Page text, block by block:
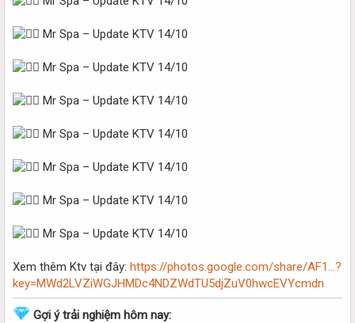
Xem thêm Ktv tại đây: https://photos.google.com/share/AF1...?
key=MWd2LVZiWGJHMDc4NDZWdTU5djZuV0hwcEVYcmdn
Gợi ý trải nghiệm hôm nay: